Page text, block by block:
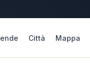
Città Mappa